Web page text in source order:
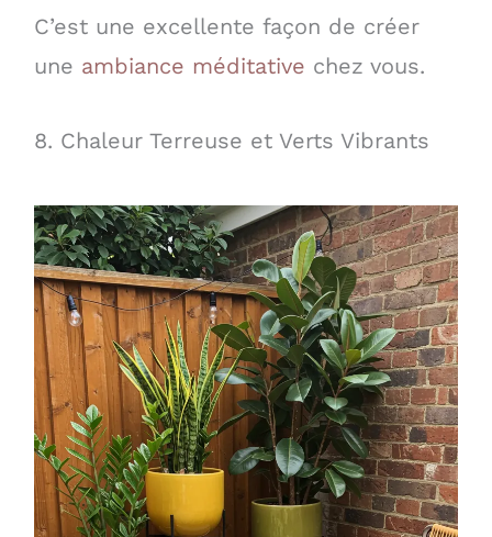
C’est une excellente façon de créer
une ambiance méditative chez vous.
8. Chaleur Terreuse et Verts Vibrants